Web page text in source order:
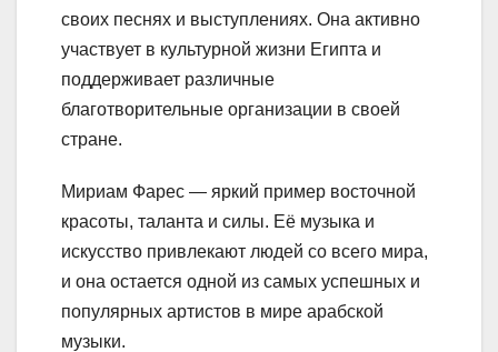
своих песнях и выступлениях. Она активно
участвует в культурной жизни Египта и
поддерживает различные
благотворительные организации в своей
стране.
Мириам Фарес — яркий пример восточной
красоты, таланта и силы. Её музыка и
искусство привлекают людей со всего мира,
и она остается одной из самых успешных и
популярных артистов в мире арабской
музыки.